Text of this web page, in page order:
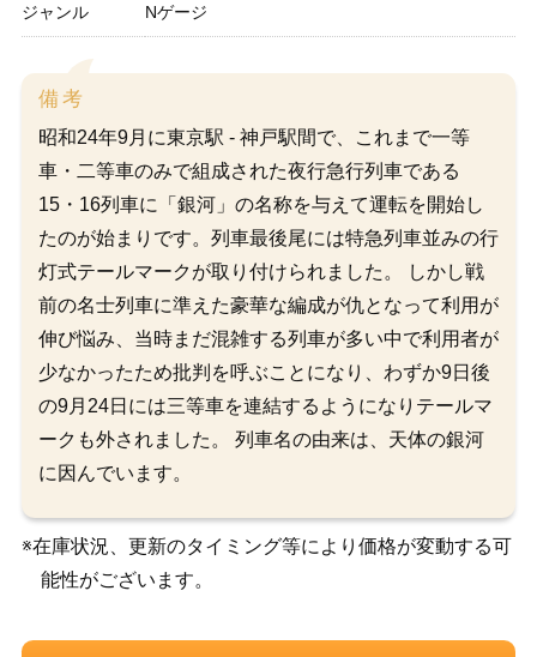
ジャンル Nゲージ
備考
昭和24年9月に東京駅 - 神戸駅間で、これまで一等
車・二等車のみで組成された夜行急行列車である
15・16列車に「銀河」の名称を与えて運転を開始し
たのが始まりです。列車最後尾には特急列車並みの行
灯式テールマークが取り付けられました。 しかし戦
前の名士列車に準えた豪華な編成が仇となって利用が
伸び悩み、当時まだ混雑する列車が多い中で利用者が
少なかったため批判を呼ぶことになり、わずか9日後
の9月24日には三等車を連結するようになりテールマ
ークも外されました。 列車名の由来は、天体の銀河
に因んでいます。
※在庫状況、更新のタイミング等により価格が変動する可
能性がございます。